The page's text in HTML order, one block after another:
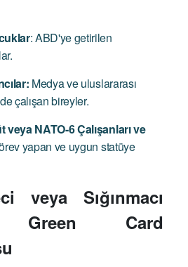
: ABD'ye getirilen
Medya ve uluslararası
çalışan bireyler.
veya NATO-6 Çalışanları ve
yapan ve uygun statüye
veya Sığınmacı
Green Card